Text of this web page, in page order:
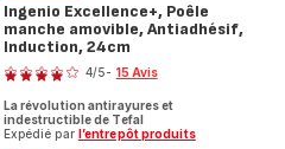
Ingenio Excellence+, Poêle
manche amovible, Antiadhésif,
Induction, 24cm
Note
4
étoiles
4/5- 15 Avis
La révolution antirayures et
indestructible de Tefal
Expédié par l’entrepôt produits